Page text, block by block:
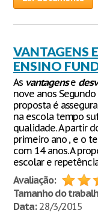
VANTAGENS
ENSINO
As vantagense
nove anos Segundo
proposta é
na escola tempo
qualidade. A partir
primeiro ano , e o
com 14 anos. A
escolar e
Avaliação:
Tamanho do
Data:28/3/2015